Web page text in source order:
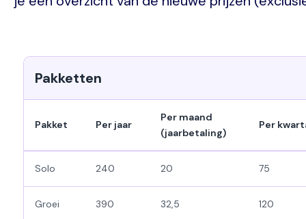
Pakketten
Pakket Per jaar
Per maand
(jaarbetaling)
Per
Solo 240 20 75
Groei 390 32,5 120